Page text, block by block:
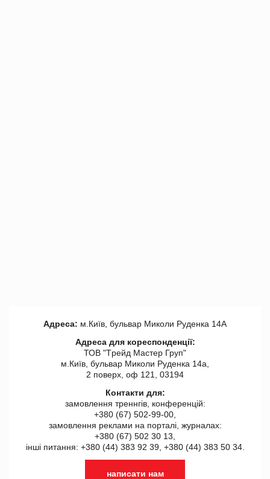
Адреса: м.Київ, бульвар Миколи Руденка 14А
Адреса для кореспонденції:
ТОВ "Tрейд Мастер Груп"
м.Київ, бульвар Миколи Руденка 14а,
2 поверх, оф 121, 03194
Контакти для:
замовлення треннгів, конференцій:
+380 (67) 502-99-00,
замовлення реклами на порталі, журналах:
+380 (67) 502 30 13,
інші питання: +380 (44) 383 92 39, +380 (44) 383 50 34.
написати нам